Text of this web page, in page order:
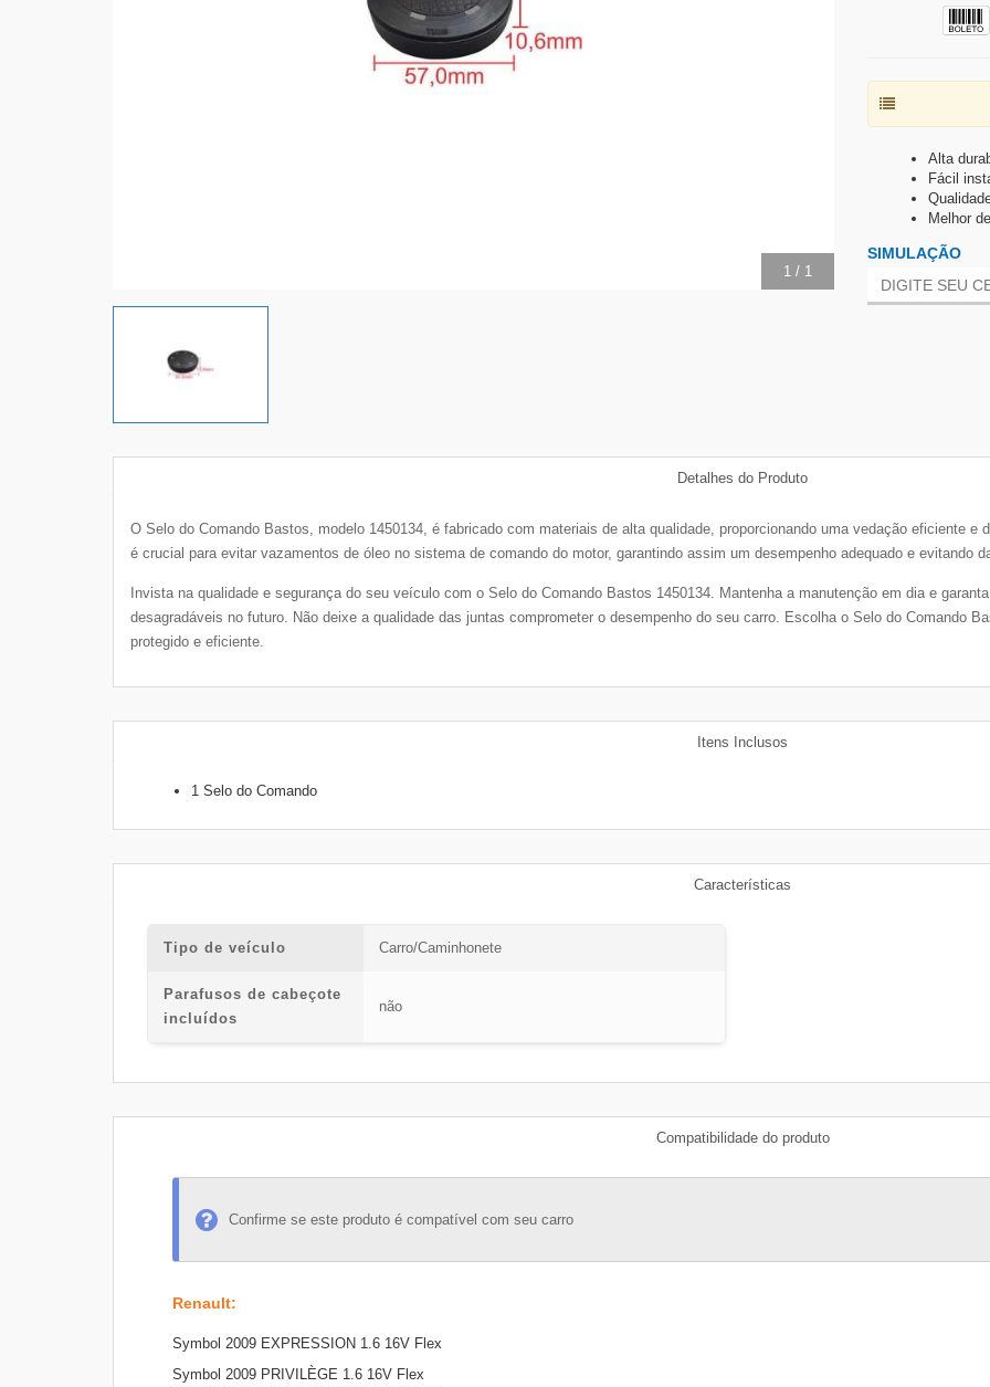
1/ 1
Alta
Fácil
Melhor
SIMULAÇÃO
Detalhes do Produto
O Selo do Comando Bastos, modelo 1450134, é fabricado com materiais de alta qualidade, proporcionando uma vedação eficiente
é crucial para evitar vazamentos de óleo no sistema de comando do motor, garantindo assim um desempenho adequado e evitando
Invista na qualidade e segurança do seu veículo com o Selo do Comando Bastos 1450134. Mantenha a manutenção em dia e
desagradáveis no futuro. Não deixe a qualidade das juntas comprometer o desempenho do seu carro. Escolha o Selo do Comando
protegido e eficiente.
Itens Inclusos
1 Selo do Comando
Características
Tipo de veículo Carro/Caminhonete
Parafusos de cabeçote
incluídos
não
Compatibilidade do produto
Confirme se este produto é compatível com seu carro
Renault:
Symbol 2009 EXPRESSION 1.6 16V Flex
Symbol 2009 PRIVILÈGE 1.6 16V Flex